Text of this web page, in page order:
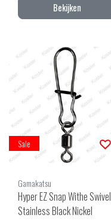
Bekijken
Sale
Gamakatsu
Hyper EZ Snap Withe Swivel
Stainless Black Nickel